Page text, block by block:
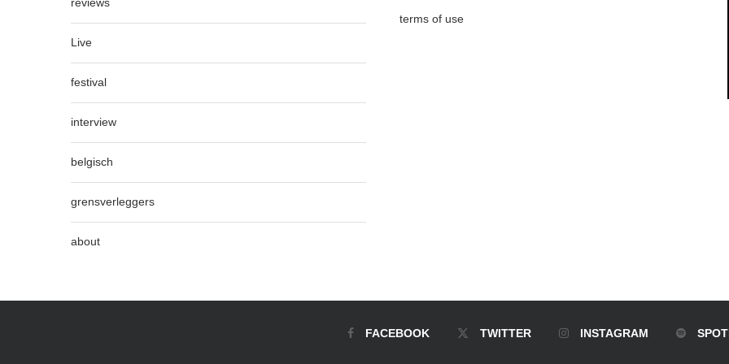
Live
festival
interview
belgisch
grensverleggers
about
terms of use
FACEBOOK TWITTER INSTAGRAM